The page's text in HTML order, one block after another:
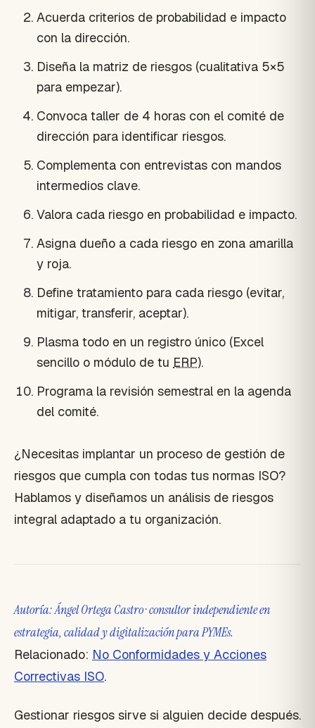
Acuerda criterios de probabilidad e impacto
con la dirección.
Diseña la matriz de riesgos (cualitativa 5×5
para empezar).
Convoca taller de 4 horas con el comité de
dirección para identificar riesgos.
Complementa con entrevistas con mandos
intermedios clave.
Valora cada riesgo en probabilidad e impacto.
Asigna dueño a cada riesgo en zona amarilla
y roja.
Define tratamiento para cada riesgo (evitar,
mitigar, transferir, aceptar).
Plasma todo en un registro único (Excel
sencillo o módulo de tu ERP).
Programa la revisión semestral en la agenda
del comité.
¿Necesitas implantar un proceso de gestión de
riesgos que cumpla con todas tus normas ISO?
Hablamos y diseñamos un análisis de riesgos
integral adaptado a tu organización.
Autoría: Ángel Ortega Castro · consultor independiente en
estrategia, calidad y digitalización para PYMEs.
Relacionado: No Conformidades y Acciones
Correctivas ISO.
Gestionar riesgos sirve si alguien decide después.